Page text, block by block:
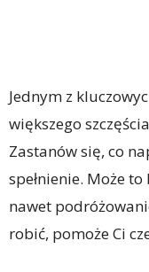
Jednym z
większego
Zastanów się, co
spełnienie. Może
nawet
robić, pomoże Ci